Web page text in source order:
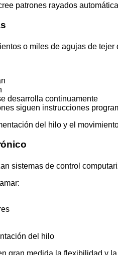
patrones rayados
o miles de agujas de
desarrolla continuamente
siguen instrucciones
del hilo y el
sistemas de control
del hilo
gran medida la flexibilidad y